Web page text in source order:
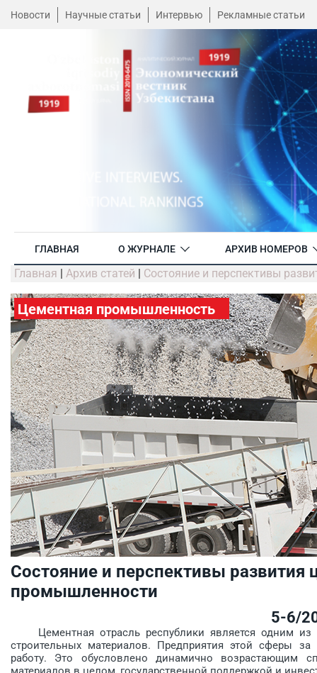
Новости Научные статьи Интервью Рекламные статьи
ГЛАВНАЯ О ЖУРНАЛЕ АРХИВ НОМЕРОВ
Главная | Архив статей | Состояние и перспективы
Цементная промышленность
Состояние и перспективы развития
промышленности
5-6/
Цементная отрасль рес­пуб­лики является одним из
строительных материалов. Предприятия этой сферы
работу. Это обусловлено динамично возрастающим